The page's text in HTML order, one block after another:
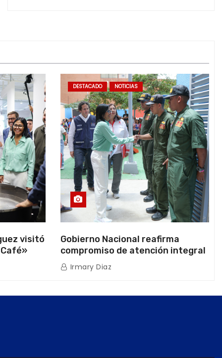
visitó
DESTACADO NOTICIAS
Gobierno Nacional reafirma
compromiso de atención integral
a la población venezolana tras
doblete sísmico
Irmary Diaz